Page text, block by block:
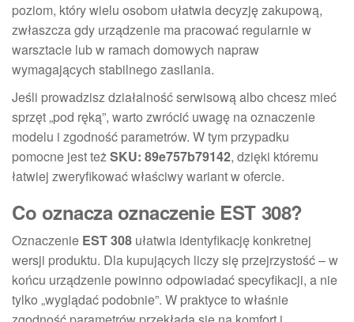
poziom, który wielu osobom ułatwia decyzję zakupową,
zwłaszcza gdy urządzenie ma pracować regularnie w
warsztacie lub w ramach domowych napraw
wymagających stabilnego zasilania.
Jeśli prowadzisz działalność serwisową albo chcesz mieć
sprzęt „pod ręką”, warto zwrócić uwagę na oznaczenie
modelu i zgodność parametrów. W tym przypadku
pomocne jest teżSKU: 89e757b79142, dzięki któremu
łatwiej zweryfikować właściwy wariant w ofercie.
Co oznacza oznaczenie EST 308?
Oznaczenie EST 308 ułatwia identyfikację konkretnej
wersji produktu. Dla kupujących liczy się przejrzystość – w
końcu urządzenie powinno odpowiadać specyfikacji, a nie
tylko „wyglądać podobnie”. W praktyce to właśnie